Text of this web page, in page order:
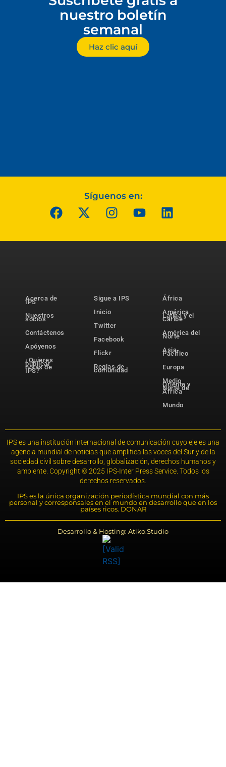
nuestro boletín
semanal
Haz clic aquí
Síguenos en:
Acerca de
IPS
Nuestros
socios
Contáctenos
Apóyenos
¿Quieres
publicar
notas de
IPS?
Sigue a IPS
Inicio
Twitter
Facebook
Flickr
Reglas de
comunidad
África
América
Latina y el
Caribe
América del
Norte
Asia-
Pacífico
Europa
Medio
Oriente y
Norte de
África
Mundo
IPS es una institución internacional de comunicación cuyo eje es una
agencia mundial de noticias que amplifica las voces del Sur y de la
sociedad civil sobre desarrollo, globalización, derechos humanos y
ambiente. Copyright © 2025 IPS-Inter Press Service. Todos los
derechos reservados.
IPS es la única organización periodística mundial con más
personal y corresponsales en el mundo en desarrollo que en los
países ricos. DONAR
Desarrollo & Hosting: Atiko.Studio